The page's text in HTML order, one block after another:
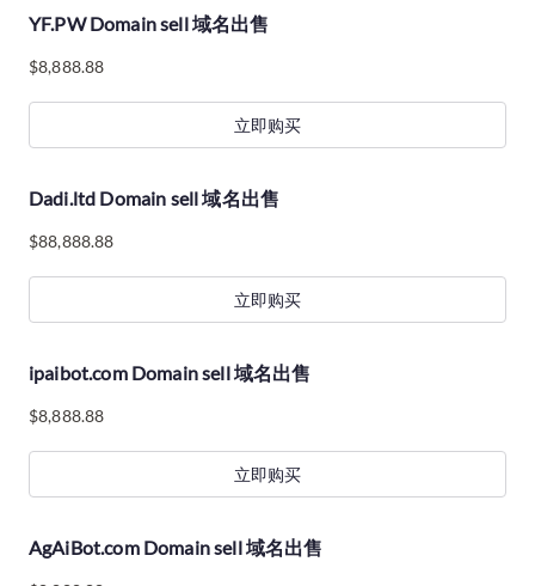
YF.PW Domain sell 域名出售
$8,888.88
立即购买
Dadi.ltd Domain sell 域名出售
$88,888.88
立即购买
ipaibot.com Domain sell 域名出售
$8,888.88
立即购买
AgAiBot.com Domain sell 域名出售